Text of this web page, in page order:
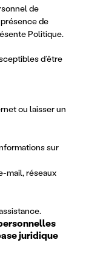
de
de
Politique.
d’être
ou laisser un
sur
mail, réseaux
juridique